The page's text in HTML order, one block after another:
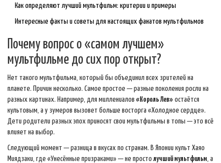
Как определяют лучший мультфильм: критерии и примеры
Интересные факты и советы для настоящих фанатов мультфильмов
Почему вопрос о «самом лучшем»
мультфильме до сих пор открыт?
Нет такого мультфильма, который бы объединил всех зрителей на
планете. Причин несколько. Самое простое — разные поколения росли на
разных картинах. Например, для миллениалов «Король Лев» остаётся
культовым, а у зумеров вызовет больше восторга «Холодное сердце».
Дети родители разных эпох приносят свои мультфильмы в топы — это всё
влияет на выбор.
Следующий момент — разница в вкусах по странам. В Японии культ Хаяо
Миядзаки, где «Унесённые призраками» — не простолучший мультфильм, а